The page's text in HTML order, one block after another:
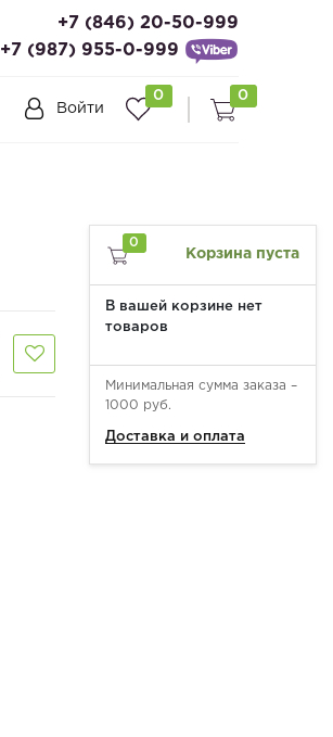
+7 (846) 20-50-999
+7 (987) 955-0-999
Войти
0 0
0
Корзина пуста
В вашей корзине нет
товаров
Минимальная сумма заказа –
1000 руб.
Доставка и оплата